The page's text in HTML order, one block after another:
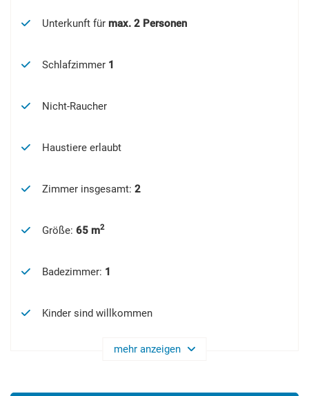
Unterkunft für max. 2 Personen
Schlafzimmer 1
Nicht-Raucher
Haustiere erlaubt
Zimmer insgesamt: 2
Größe: 65 m2
Badezimmer: 1
Kinder sind willkommen
mehr anzeigen